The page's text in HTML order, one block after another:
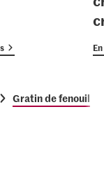
Gratin de fenouil